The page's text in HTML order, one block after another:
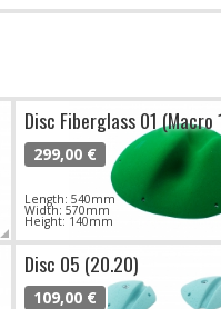
Disc Fiberglass 01 (Macro
299,00 €
Length: 540mm
Width: 570mm
Height: 140mm
Disc 05 (20.20)
109,00 €